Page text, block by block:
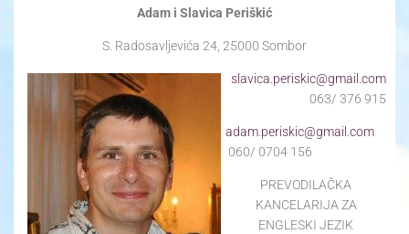
Adam i Slavica Periškić
S. Radosavljevića 24, 25000 Sombor
slavica.periskic@gmail.com
063/ 376 915
adam.periskic@gmail.com
060/ 0704 156
PREVODILAČKA
KANCELARIJA ZA
ENGLESKI JEZIK